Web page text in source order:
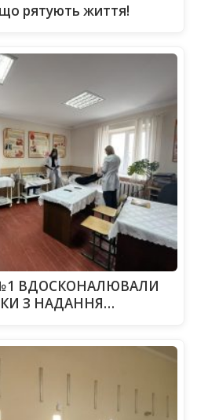
рятують життя!
ВДОСКОНАЛЮВАЛИ
З НАДАННЯ…